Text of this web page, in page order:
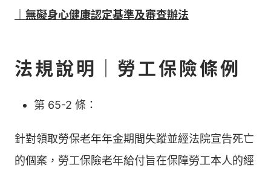
｜無礙身心健康認定基準及審查辦法
法規說明｜勞工保險條例
第 65-2 條：
針對領取勞保老年年金期間失蹤並經法院宣告死亡
的個案，勞工保險老年給付旨在保障勞工本人的經